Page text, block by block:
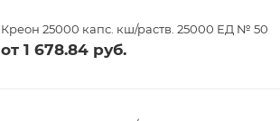
Креон 25000 капс. кш/раств. 25000 ЕД № 50
от 1 678.84 руб.